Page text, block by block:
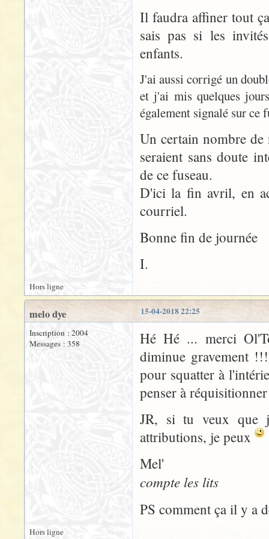
Il faudra affiner tout
sais pas si les
enfants.
J'ai aussi corrigé un
et j'ai mis quelques
également signalé sur ce
Un certain nombre
seraient sans doute
de ce fuseau.
D'ici la fin avril, en
courriel.
Bonne fin de journée
I.
Hors ligne
15-04-2018 22:25
melo dye
Inscription : 2004
Messages : 358
Hé Hé ... merci
diminue gravement
pour squatter à
penser à
JR, si tu veux que
attributions, je peux
Mel'
compte les lits
PS comment ça il y a
Hors ligne